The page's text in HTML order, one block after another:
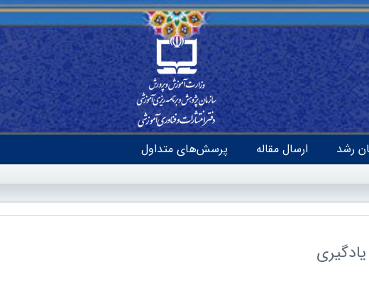
رشد ارسال مقاله پرسش‌های متداول